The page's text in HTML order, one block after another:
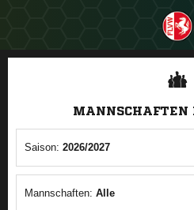
MANNSCHAFTEN
Saison: 2026/2027
Mannschaften: Alle